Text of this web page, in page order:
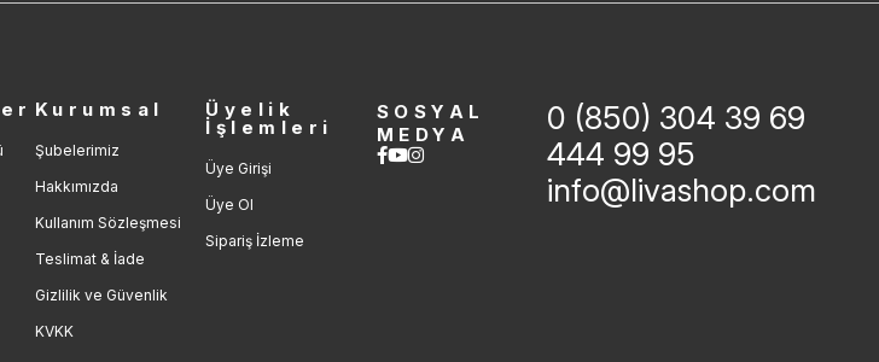
Kurumsal
Şubelerimiz
Hakkımızda
Kullanım Sözleşmesi
Teslimat & İade
Gizlilik ve Güvenlik
KVKK
Üyelik
İşlemleri
Üye Girişi
Üye Ol
Sipariş İzleme
SOSYAL
MEDYA
0 (850) 304 39 69
444 99 95
info@livashop.com